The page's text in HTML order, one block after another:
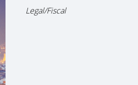
Legal/Fiscal